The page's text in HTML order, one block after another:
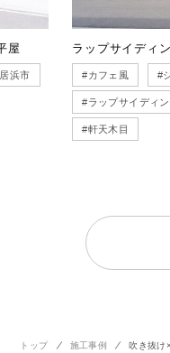
カフェ風 #シンプルモダン
ラップサイディング #平屋
トップ 施工事例 吹き抜け